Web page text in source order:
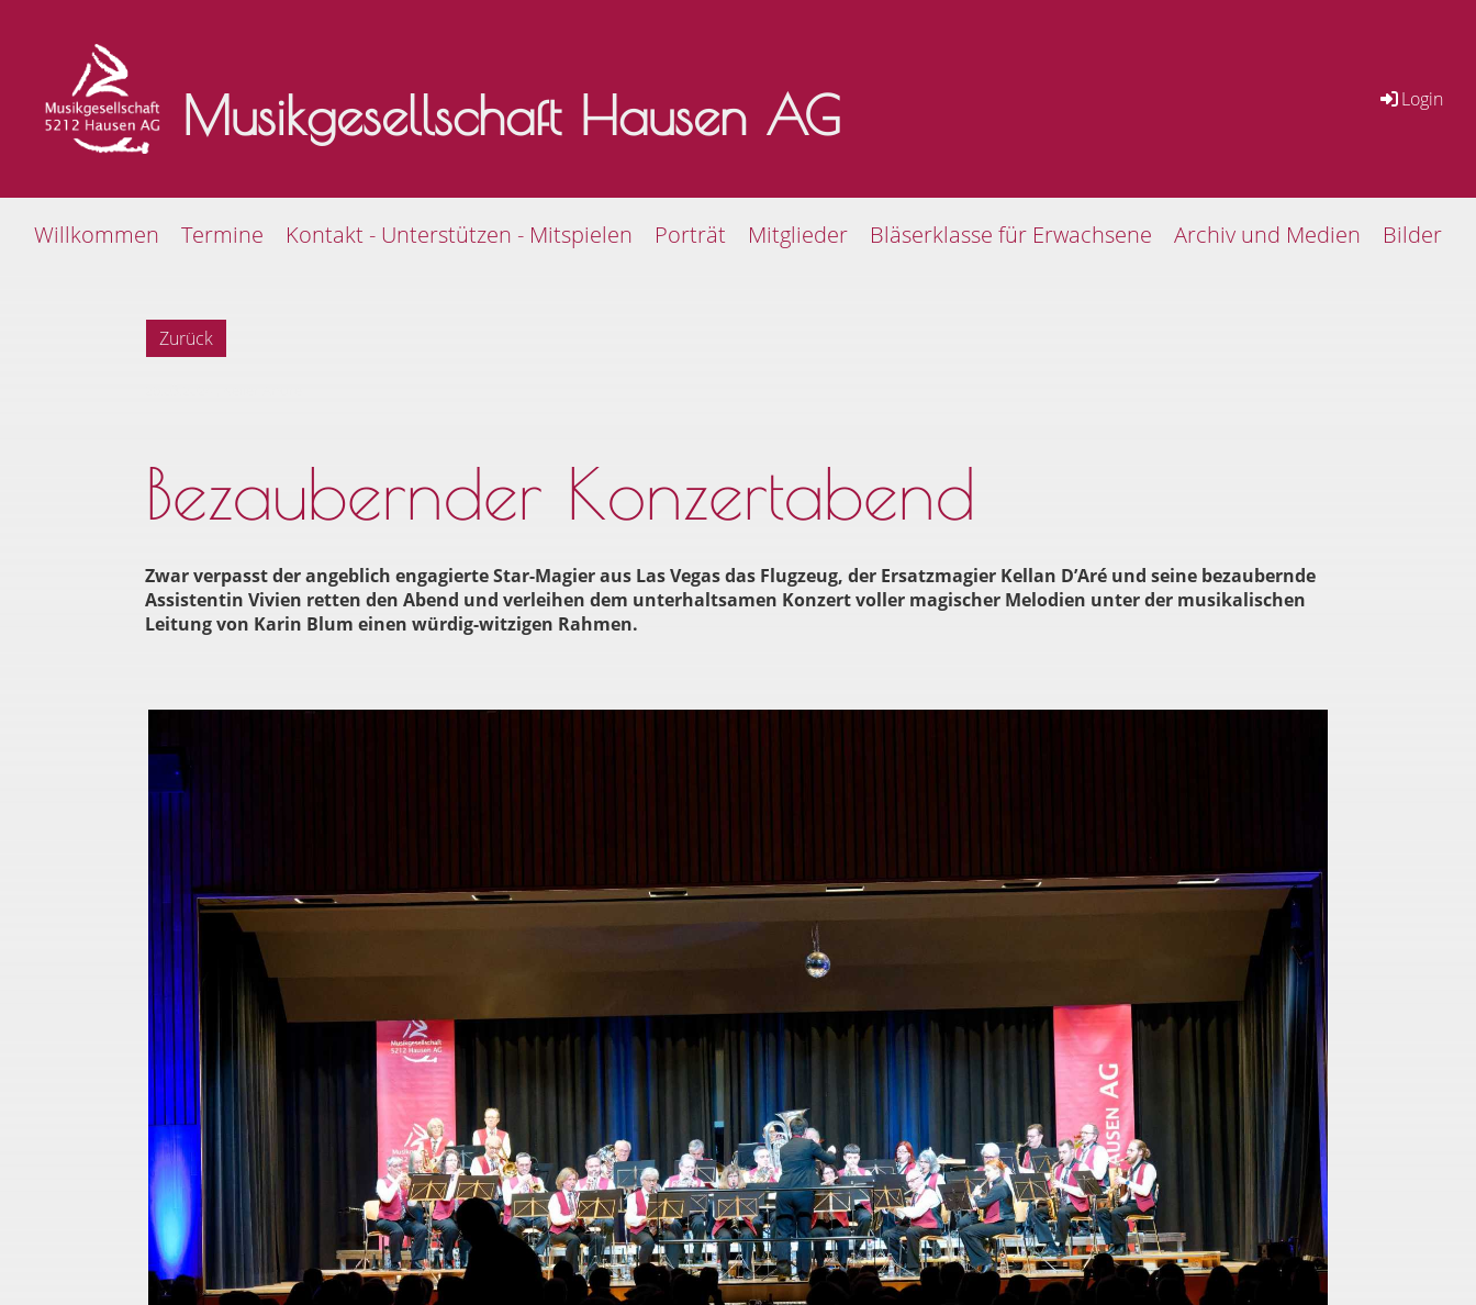
Musikgesellschaft Hausen AG Login
Willkommen Termine Kontakt - Unterstützen - Mitspielen Porträt Mitglieder Bläserklasse für Erwachsene Archiv und Medien Bilder
Zurück
Bezaubernder Konzertabend
Zwar verpasst der angeblich engagierte Star-Magier aus Las Vegas das Flugzeug, der Ersatzmagier Kellan D’Aré und seine bezaubernde
Assistentin Vivien retten den Abend und verleihen dem unterhaltsamen Konzert voller magischer Melodien unter der musikalischen
Leitung von Karin Blum einen würdig-witzigen Rahmen.